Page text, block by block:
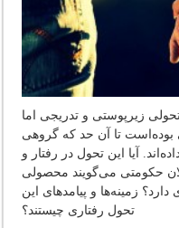
زیرپوستی و تدریجی اما
بوده‌است تا آن حد که گروهی
آیا این تحول در رفتار و
حکومتی می‌گویند محصولی
زمینه‌ها و پیامدهای این
تحول رفتاری چیستند؟